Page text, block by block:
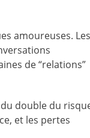
amoureuses. Les
de “relations”
double du
et les pertes